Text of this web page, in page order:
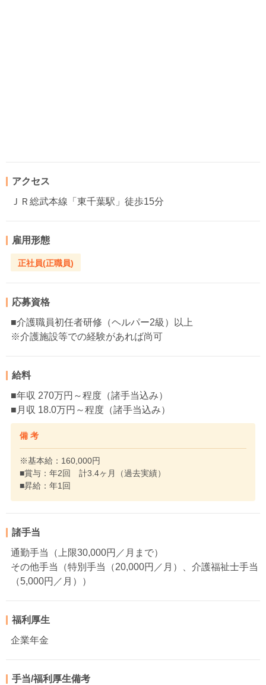
アクセス
ＪＲ総武本線「東千葉駅」徒歩15分
雇用形態
正社員(正職員)
応募資格
■介護職員初任者研修（ヘルパー2級）以上
※介護施設等での経験があれば尚可
給料
■年収 270万円～程度（諸手当込み）
■月収 18.0万円～程度（諸手当込み）
備 考
※基本給：160,000円
■賞与：年2回 計3.4ヶ月（過去実績）
■昇給：年1回
諸手当
通勤手当（上限30,000円／月まで）
その他手当（特別手当（20,000円／月）、介護福祉士手当
（5,000円／月））
福利厚生
企業年金
手当/福利厚生備考